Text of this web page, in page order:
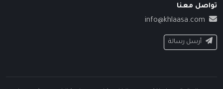
تواصل معنا
info@khlaasa.com
أرسل رسالة